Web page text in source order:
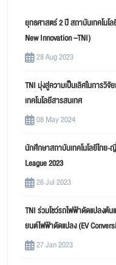
ยุทธศาสตร์ 2 ปี สถาบันเทคโนโ
New Innovation –TNI)
28 Aug 2023
TNI มุ่งสู่ความเป็นเลิศในการวิ
เทคโนโลยีสารสนเทศ
08 May 2024
นักศึกษาสถาบันเทคโนโลยีไทย
League 2023
26 Jul 2023
TNI ร่วมโชว์รถไฟฟ้าดัดแปลงต้
ยนต์ไฟฟ้าดัดแปลง (EV
27 Jan 2023